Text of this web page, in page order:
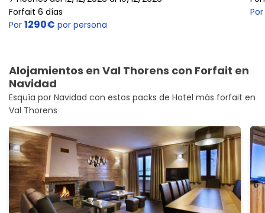
Forfait 6 días
Por 1290€ por persona
Por
Alojamientos en Val Thorens con Forfait en
Navidad
Esquía por Navidad con estos packs de Hotel más forfait en
Val Thorens